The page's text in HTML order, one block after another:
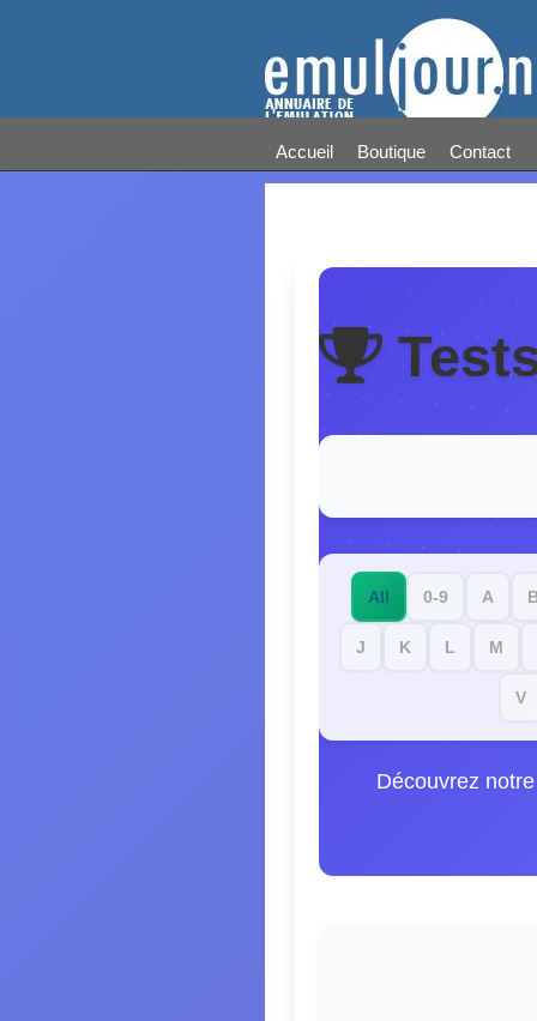
Accueil Boutique Contact
All 0-9 A
J K L M
V
Découvrez